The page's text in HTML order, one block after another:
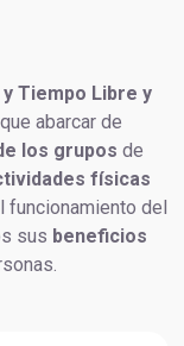
Tiempo Libre y
abarcar de
los grupos de
físicas
funcionamiento del
sus beneficios